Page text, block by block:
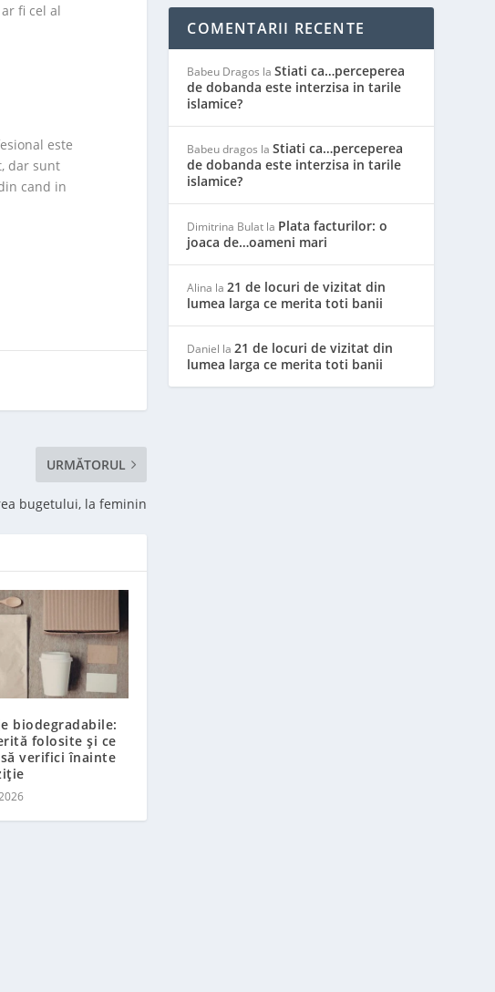
fi cel al
este
dar sunt
cand in
URMĂTORUL
bugetului, la feminin
biodegradabile:
folosite și ce
verifici înainte
COMENTARII RECENTE
Babeu Dragos laStiati ca…perceperea
de dobanda este interzisa in tarile
islamice?
Babeu dragos laStiati ca…perceperea
de dobanda este interzisa in tarile
islamice?
Dimitrina Bulat la Plata facturilor: o
joaca de…oameni mari
Alina la21 de locuri de vizitat din
lumea larga ce merita toti banii
Daniel la21 de locuri de vizitat din
lumea larga ce merita toti banii